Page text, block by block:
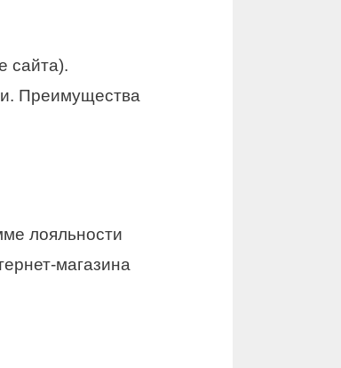
сайта).
Преимущества
лояльности
магазина